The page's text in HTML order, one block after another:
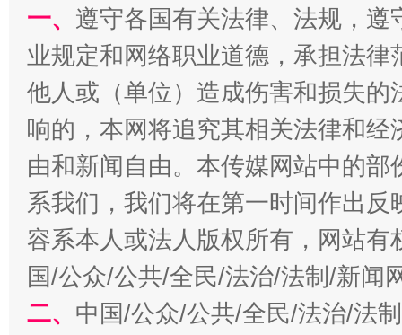
在谋一域中谋全局
今
习近平的博鳌关键词
一、 遵守各国有关法律、法规，
业规定和网络职业道德，承担法
他人或（单位）造成伤害和损失
响的，本网将追究其相关法律和
由和新闻自由。本传媒网站中的
系我们，我们将在第一时间作出
容系本人或法人版权所有，网站
国/公众/公共/全民/法治/法制/新闻
二、 中国/公众/公共/全民/法治/法